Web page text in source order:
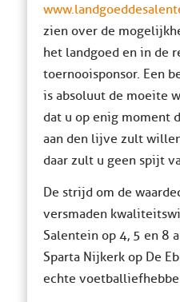
zien over de
het landgoed en in de
toernooisponsor. Een
is absoluut de moeite
dat u op enig moment
aan den lijve zult
daar zult u geen spijt
De strijd om de
versmaden
Salentein op 4, 5 en 8
Sparta Nijkerk op De
echte